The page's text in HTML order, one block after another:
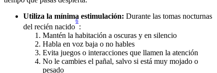
Utiliza la mínima estimulación: Durante las tomas nocturnas
del recién nacido
6
:
Mantén la habitación a oscuras y en silencio
Habla en voz baja o no hables
Evita juegos o interacciones que llamen la atención
No le cambies el pañal, salvo si está muy mojado o
pesado